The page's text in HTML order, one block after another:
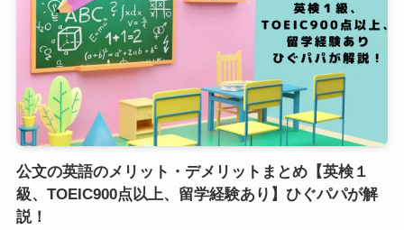
公文の英語のメリット・デメリットまとめ【英検１
級、TOEIC900点以上、留学経験あり】ひぐパパが解
説！